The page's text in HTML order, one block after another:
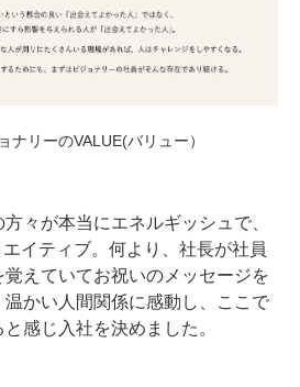
ナリーのVALUE(バリュー）
々が本当にエネルギッシュで、
イティブ。何より、社長が社員
えていてお祝いのメッセージを
かい人間関係に感動し、ここで
感じ入社を決めました。